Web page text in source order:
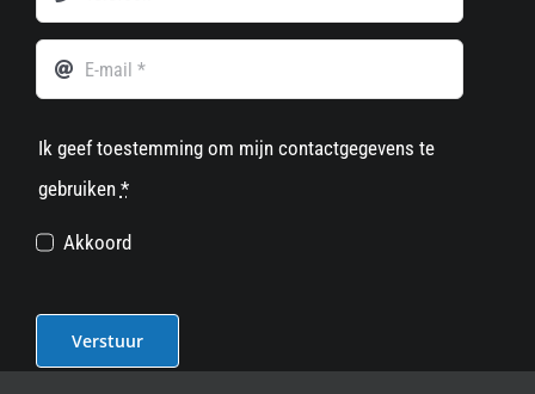
Ik geef toestemming om mijn contactgegevens te
gebruiken *
Akkoord
Verstuur